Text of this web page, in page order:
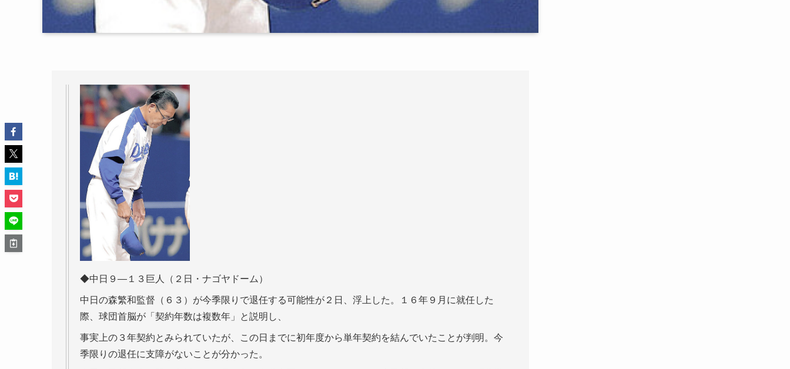
◆中日９―１３巨人（２日・ナゴヤドーム）
中日の森繁和監督（６３）が今季限りで退任する可能性が２日、浮上した。１６年９月に就任した
際、球団首脳が「契約年数は複数年」と説明し、
事実上の３年契約とみられていたが、この日までに初年度から単年契約を結んでいたことが判明。今
季限りの退任に支障がないことが分かった。